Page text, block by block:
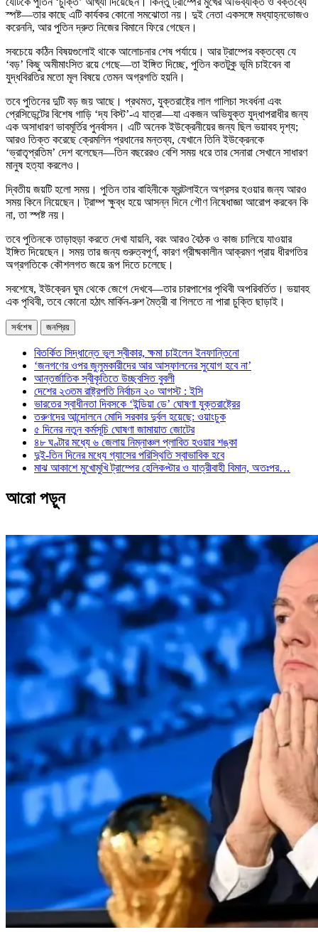
স্পষ্ট—তার কাছে এটি কার্যকর কোনো সমঝোতা নয়। দুই নেতা একসঙ্গে মধ্যাহ্নভোজও
করেননি, আর পুতিন দ্রুত নিজের বিমানে ফিরে গেছেন।
সবচেয়ে কঠিন বিষয়গুলোই থাকে আলোচনার শেষ পর্যায়ে। আর ট্রাম্পের বক্তব্যে যে
‘বড়’ কিছু অমীমাংসিত রয়ে গেছে—তা ইঙ্গিত দিচ্ছে, পুতিন কতটুকু ভূমি চাইবেন বা
যুদ্ধবিরতির মতো মূল বিষয়ে তেমন অগ্রগতি হয়নি।
তবে পুতিনের দুটি বড় জয় আছে। প্রথমত, যুক্তরাষ্ট্রে লাল গালিচা সংবর্ধনা এবং
প্রেসিডেন্টের বিশেষ গাড়ি ‘দ্য বিস্ট’-এ যাত্রা—যা একজন অভিযুক্ত যুদ্ধাপরাধীর জন্য
এক অসাধারণ ভাবমূর্তির পুনর্বাসন। এটি অনেক ইউক্রেনীয়ের জন্য ছিল ভয়াবহ দৃশ্য;
আরও তিক্ত করেছে ক্রেমলিন প্রধানের মন্তব্য, যেখানে তিনি ইউক্রেনকে
‘ভ্রাতৃপ্রতিম’ দেশ বলেছেন—তিন বছরেরও বেশি সময় ধরে তার সেনারা সেখানে সাধারণ
মানুষ হত্যা করলেও।
দ্বিতীয় জয়টি হলো সময়। পুতিন তার বাহিনীকে ফ্রন্টলাইনে অগ্রসর হওয়ার জন্য আরও
সময় কিনে নিয়েছেন। ট্রাম্প ক্ষুব্ধ হয়ে আসন্ন দিনে গৌণ নিষেধাজ্ঞা আরোপ করবেন কি
না, তা স্পষ্ট নয়।
তবে পুতিনকে তাড়াহুড়া করতে দেখা যায়নি, বরং আরও বৈঠক ও কাজ চালিয়ে যাওয়ার
ইঙ্গিত দিয়েছেন। সময় তার জন্য গুরুত্বপূর্ণ, কারণ গ্রীষ্মকালীন আক্রমণ প্রায় ধীরগতির
অগ্রগতিকে কৌশলগত জয়ে রূপ দিতে চলেছে।
সবশেষে, ইউক্রেন ঘুম থেকে জেগে দেখবে—তার চারপাশের পৃথিবী অপরিবর্তিত। ভয়াবহ
এক পৃথিবী, তবে কোনো হঠাৎ মার্কিন-রুশ মৈত্রী বা গিলতে না পারা চুক্তি ছাড়াই।
সর্বশেষ জনপ্রিয়
বিতর্কিত সিদ্ধান্তে ভুল স্বীকার, ক্ষমা চাইলেন ইনফান্তিনো
‘জনগণের ওপর জুলুমকারীদের আর আস্ফালনের সুযোগ হবে না’
আন্তর্জাতিক স্বীকৃতিতে উচ্ছ্বসিত বুবলী
দেশের ২৩তম রাষ্ট্রপতি নির্বাচন ২০ আগস্ট : ইসি
ভারতের স্বাধীনতা দিবসকে ‘ইন্ডিয়া ডে’ ঘোষণা যুক্তরাষ্ট্রের
তরুণদের আন্দোলনে মোদি সরকার দুর্বল হয়েছে: ওয়াংচুক
৫ দিনের নতুন কর্মসূচি ঘোষণা জামায়াত জোটের
৪৮ ঘণ্টার মধ্যে ৬ জেলায় নিম্নাঞ্চল প্লাবিত হওয়ার শঙ্কা
দুই-তিন দিনের মধ্যে গ্যাসের পরিস্থিতি স্বাভাবিক হবে
মাঝ আকাশে মুখোমুখি ট্রাম্পের হেলিকপ্টার ও যাত্রীবাহী বিমান, অতঃপর…
আরো পড়ুন